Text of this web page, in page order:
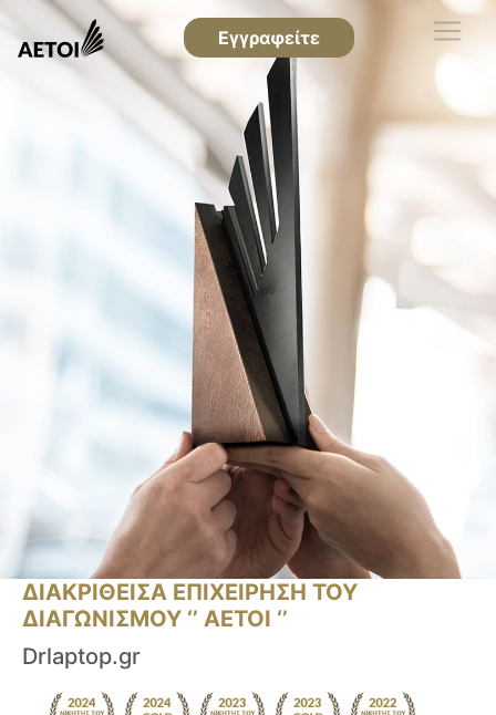
Εγγραφείτε
ΔΙΑΚΡΙΘΕΙΣΑ ΕΠΙΧΕΙΡΗΣΗ ΤΟΥ
ΔΙΑΓΩΝΙΣΜΟΥ ‘’ ΑΕΤΟΙ ‘’
Drlaptop.gr